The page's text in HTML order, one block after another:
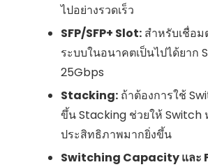
ไปอย่างรวดเร็ว
SFP/SFP+ Slot: สำหรับเชื่อ
ระบบในอนาคตเป็นไปได้ยาก
25Gbps
Stacking: ถ้าต้องการใช้
ขึ้น Stacking ช่วยให้ Switch
ประสิทธิภาพมากยิ่งขึ้น
Switching Capacity และ